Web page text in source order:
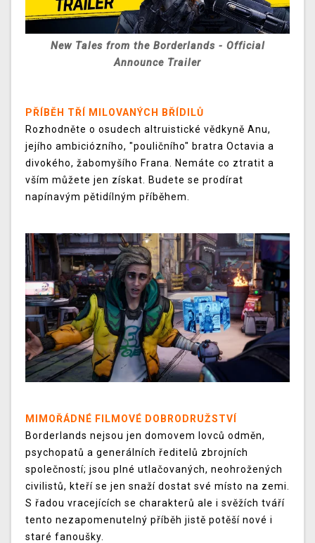
New Tales from the Borderlands - Official
Announce Trailer
PŘÍBĚH TŘÍ MILOVANÝCH BŘÍDILŮ
Rozhodněte o osudech altruistické vědkyně Anu,
jejího ambiciózního, "pouličního" bratra Octavia a
divokého, žabomyšího Frana. Nemáte co ztratit a
vším můžete jen získat. Budete se prodírat
napínavým pětidílným příběhem.
MIMOŘÁDNÉ FILMOVÉ DOBRODRUŽSTVÍ
Borderlands nejsou jen domovem lovců odměn,
psychopatů a generálních ředitelů zbrojních
společností; jsou plné utlačovaných, neohrožených
civilistů, kteří se jen snaží dostat své místo na zemi.
S řadou vracejících se charakterů ale i svěžích tváří
tento nezapomenutelný příběh jistě potěší nové i
staré fanoušky.